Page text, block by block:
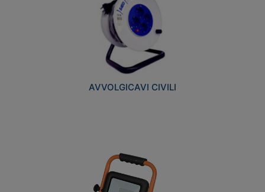
AVVOLGICAVI CIVILI